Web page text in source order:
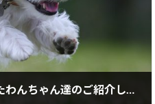
12/2にドッグパーク幸手で飛行犬となったわんちゃん達のご紹介しています